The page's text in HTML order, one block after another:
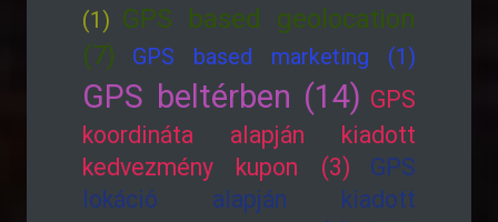
(1) GPS based geolocation
(7)
GPS based marketing (1)
GPS beltérben (14) GPS
koordináta alapján kiadott
kedvezmény kupon (3)
GPS
lokáció alapján kiadott